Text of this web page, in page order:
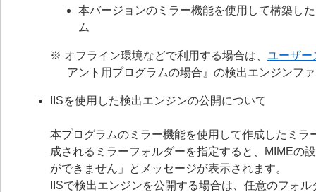
本バージョンのミラー機能を使用して構築し
ム
※ オフライン環境などで利用する場合は、 ユーザー
アント用プログラムの場合』の検出エンジンフ
IISを使用した検出エンジンの公開について
本プログラムのミラー機能を使用して作成したミ
成されるミラーフォルダーを指定すると、MIMEの
ができません」とメッセージが表示されます。
IISで検出エンジンを公開する場合は、任意のフォ